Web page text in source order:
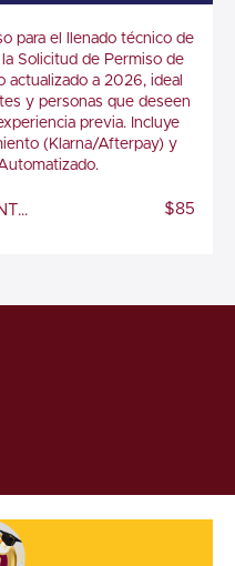
de la Forma I-765
Diploma in Form I-
Employment
para el llenado técnico de
Solicitud de Permiso de
actualizado a 2026, ideal
y personas que deseen
previa. Incluye
(Klarna/Afterpay) y
CENTRO DE CRECIMIENTO AL INMIGRANTE $85